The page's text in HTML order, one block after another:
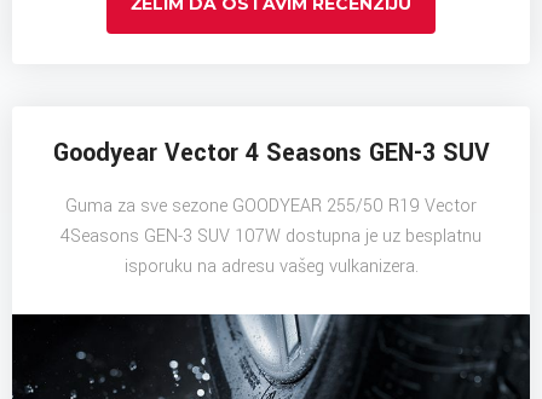
Goodyear Vector 4 Seasons GEN-3 SUV
Guma za sve sezone GOODYEAR 255/50 R19 Vector
4Seasons GEN-3 SUV 107W dostupna je uz besplatnu
isporuku na adresu vašeg vulkanizera.